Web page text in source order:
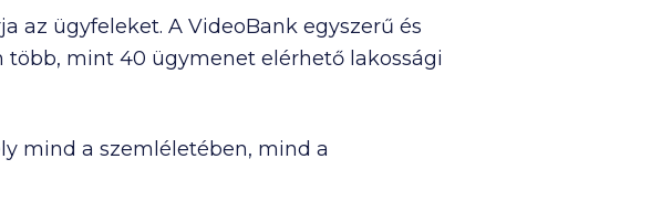
az ügyfeleket. A VideoBank egyszerű és
mint 40 ügymenet elérhető lakossági
mind a szemléletében, mind a